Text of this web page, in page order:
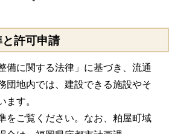
許可申請
備に関する法律」に基づき、流通
団地内では、建設できる施設やそ
ます。
をご覧ください。なお、粕屋町域